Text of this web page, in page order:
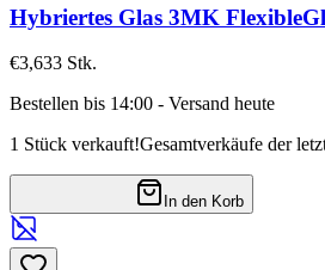
Hybriertes Glas 3MK
€3,633 Stk.
Bestellen bis 14:00 - Versand heute
1 Stück verkauft!Gesamtverkäufe der
In den Korb